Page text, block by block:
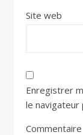
Site web
Enregistrer
le navigateur
Commentaire